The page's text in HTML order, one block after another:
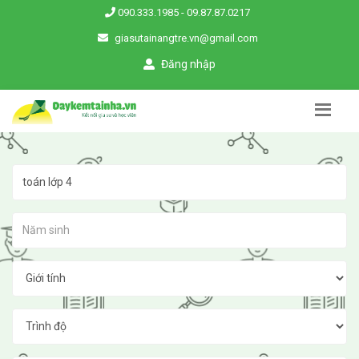
090.333.1985 - 09.87.87.0217
giasutainangtre.vn@gmail.com
Đăng nhập